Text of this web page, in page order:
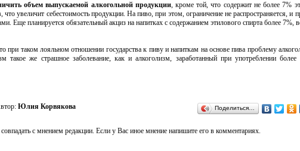
объем выпускаемой алкогольной продукции, кроме той, что содержит не более 7%
увеличит себестоимость продукции. На пиво, при этом, ограничение не распространяется, и
Еще планируется обязательный акциз на напитках с содержанием этилового спирта более 7%,
при таком лояльном отношении государства к пиву и напиткам на основе пива проблему
такое же страшное заболевание, как и алкоголизм, заработанный при употреблении более
Юлия Корвякова Поделиться…
с мнением редакции. Если у Вас иное мнение напишите его в комментариях.